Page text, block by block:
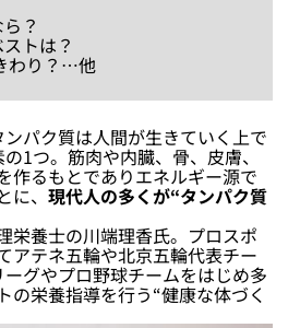
？
トは？
わり？…他
ンパク質は人間が生きていく上で
1つ。筋肉や内臓、骨、皮膚、
作るもとでありエネルギー源で
、 現代人の多くが“タンパク質
栄養士の川端理香氏。プロスポ
アテネ五輪や北京五輪代表チー
グやプロ野球チームをはじめ多
の栄養指導を行う“健康な体づく